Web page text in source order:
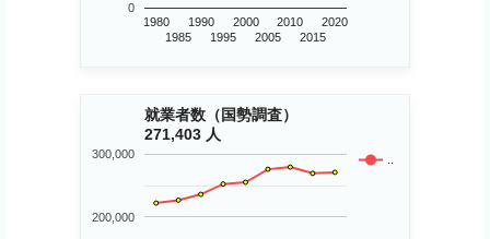
1980
1985
1990
1995
2000
2005
2010
2015
2020
0
就業者数（国勢調査）
271,403 人
..
200,000
300,000